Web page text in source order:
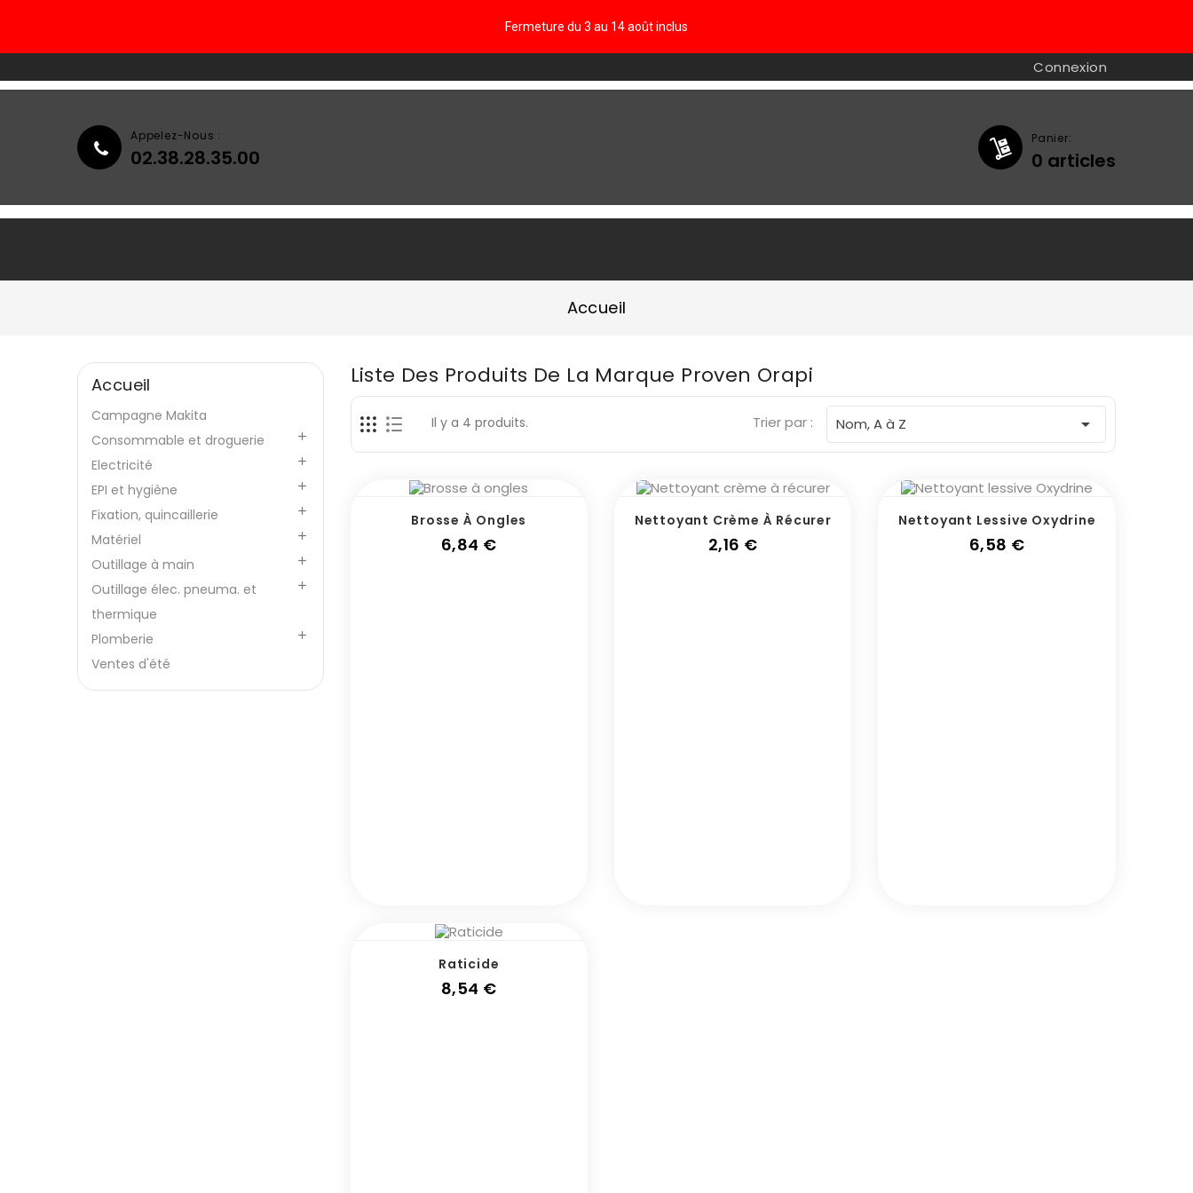
Fermeture du 3 au 14 août inclus
Connexion
Panier:
0 articles
Appelez-Nous :
02.38.28.35.00
Accueil
Accueil
Campagne Makita
Consommable et droguerie

Electricité 
EPI et hygiène 
Fixation, quincaillerie 
Matériel 
Outillage à main 
Outillage élec. pneuma. et
thermique

Plomberie 
Ventes d'été
Liste Des Produits De La Marque Proven Orapi
Il y a 4 produits. Trier par : Nom, A à Z 
Brosse À Ongles
6,84 €Prix
Nettoyant Crème À Récurer
2,16 €Prix
Nettoyant Lessive Oxydrine
6,58 €Prix
Raticide
8,54 €Prix